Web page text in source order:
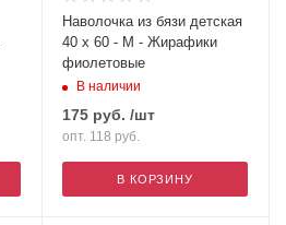
Наволочка из бязи детская
40 х 60 - М - Жирафики
фиолетовые
В наличии
175 руб. /шт
опт. 118 руб.
В КОРЗИНУ